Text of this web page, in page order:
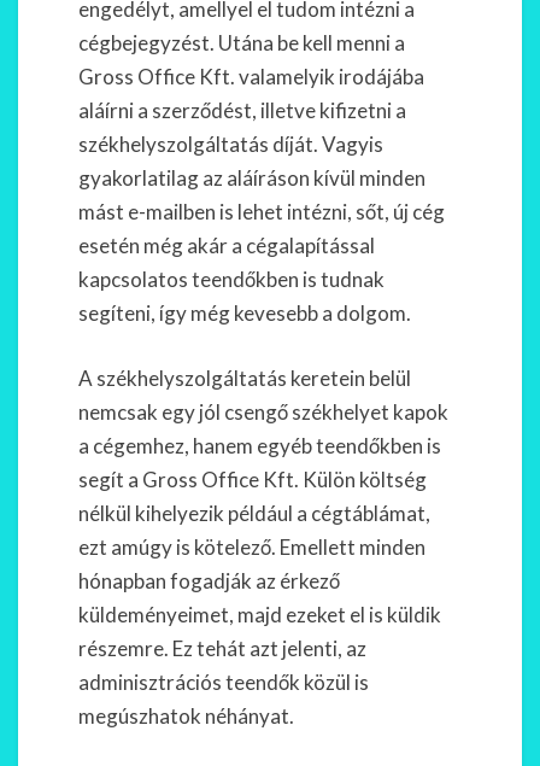
engedélyt, amellyel el tudom intézni a
cégbejegyzést. Utána be kell menni a
Gross Office Kft. valamelyik irodájába
aláírni a szerződést, illetve kifizetni a
székhelyszolgáltatás díját. Vagyis
gyakorlatilag az aláíráson kívül minden
mást e-mailben is lehet intézni, sőt, új cég
esetén még akár a cégalapítással
kapcsolatos teendőkben is tudnak
segíteni, így még kevesebb a dolgom.
A székhelyszolgáltatás keretein belül
nemcsak egy jól csengő székhelyet kapok
a cégemhez, hanem egyéb teendőkben is
segít a Gross Office Kft. Külön költség
nélkül kihelyezik például a cégtáblámat,
ezt amúgy is kötelező. Emellett minden
hónapban fogadják az érkező
küldeményeimet, majd ezeket el is küldik
részemre. Ez tehát azt jelenti, az
adminisztrációs teendők közül is
megúszhatok néhányat.